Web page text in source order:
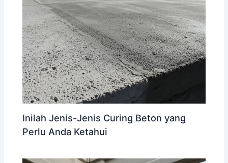
Inilah Jenis-Jenis Curing Beton yang
Perlu Anda Ketahui